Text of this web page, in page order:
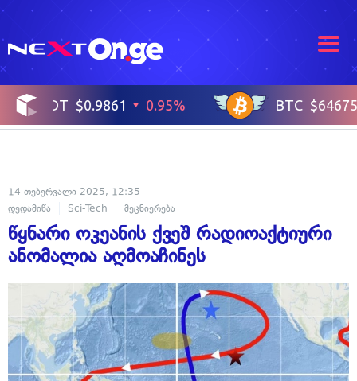
14 თებერვალი 2025, 12:35
დედამიწა
Sci-Tech მეცნიერება
წყნარი ოკეანის ქვეშ რადიოაქტიური
ანომალია აღმოაჩინეს